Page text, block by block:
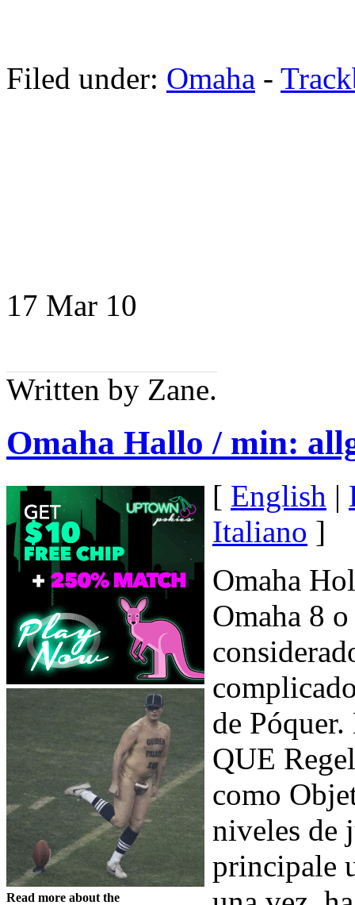
Filed under: Omaha -
17 Mar 10
Written by Zane.
Omaha Hallo / min:
Read more about the
[ English |
Italiano ]
Omaha
Omaha 8
de
QUE
como
niveles de
principale